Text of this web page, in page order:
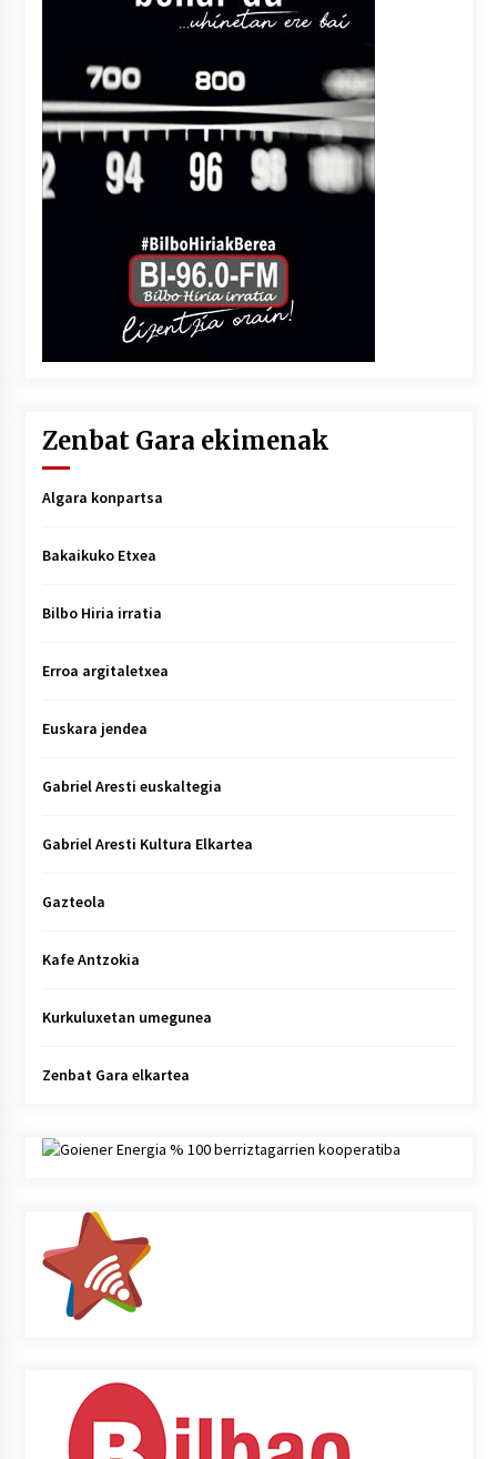
Zenbat Gara ekimenak
Algara konpartsa
Bakaikuko Etxea
Bilbo Hiria irratia
Erroa argitaletxea
Euskara jendea
Gabriel Aresti euskaltegia
Gabriel Aresti Kultura Elkartea
Gazteola
Kafe Antzokia
Kurkuluxetan umegunea
Zenbat Gara elkartea